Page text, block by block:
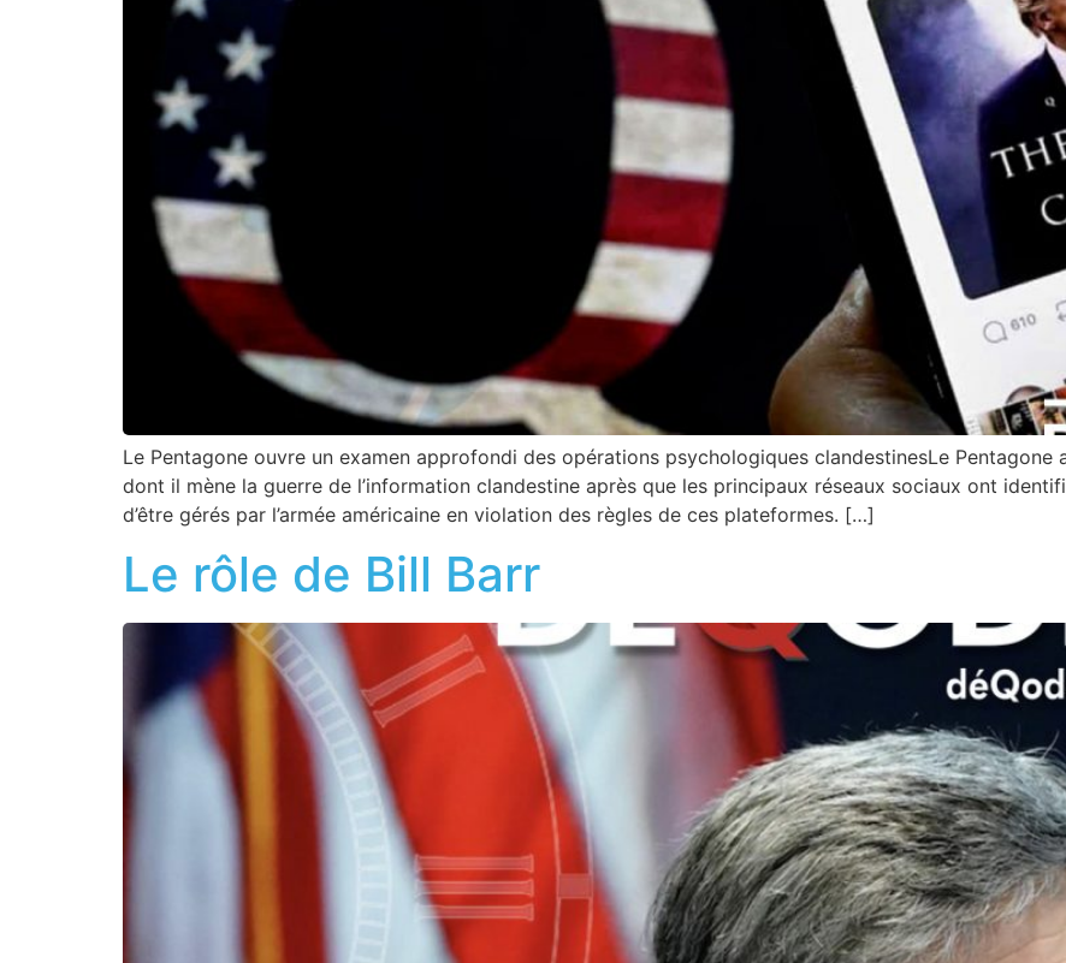
Le Pentagone ouvre un examen approfondi des opérations psychologiques clandestinesLe
dont il mène la guerre de l’information clandestine après que les principaux réseaux sociaux ont
d’être gérés par l’armée américaine en violation des règles de ces plateformes. […]
Le rôle de Bill Barr